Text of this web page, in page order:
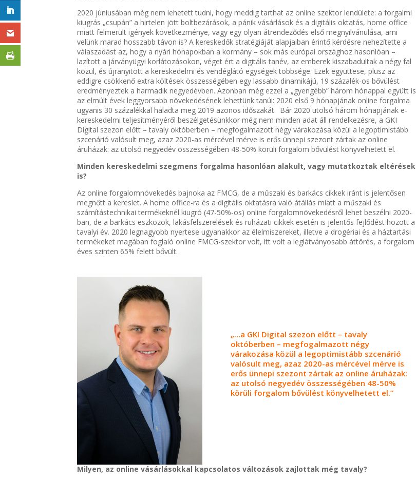
2020 júniusában még nem lehetett tudni, hogy meddig tarthat az online szektor lendülete: a forgalmi
kiugrás „csupán” a hirtelen jött boltbezárások, a pánik vásárlások és a digitális oktatás, home office
miatt felmerült igények következménye, vagy egy olyan átrendeződés első megnyilvánulása, ami
velünk marad hosszabb távon is? A kereskedők stratégiáját alapjaiban érintő kérdésre nehezítette a
válaszadást az, hogy a nyári hónapokban a kormány – sok más európai országhoz hasonlóan –
lazított a járványügyi korlátozásokon, véget ért a digitális tanév, az emberek kiszabadultak a négy fal
közül, és újranyitott a kereskedelmi és vendéglátó egységek többsége. Ezek együttese, plusz az
eddigre csökkenő extra költések összességében egy lassabb dinamikájú, 19 százalék-os bővülést
eredményeztek a harmadik negyedévben. Azonban még ezzel a „gyengébb” három hónappal együtt is
az elmúlt évek leggyorsabb növekedésének lehettünk tanúi: 2020 első 9 hónapjának online forgalma
ugyanis 30 százalékkal haladta meg 2019 azonos időszakát. Bár 2020 utolsó három hónapjának e-
kereskedelmi teljesítményéről beszélgetésünkkor még nem minden adat áll rendelkezésre, a GKI
Digital szezon előtt – tavaly októberben – megfogalmazott négy várakozása közül a legoptimistább
szcenárió valósult meg, azaz 2020-as mércével mérve is erős ünnepi szezont zártak az online
áruházak: az utolsó negyedév összességében 48-50% körüli forgalom bővülést könyvelhetett el.
Minden kereskedelmi szegmens forgalma hasonlóan alakult, vagy mutatkoztak eltérések
is?
Az online forgalomnövekedés bajnoka az FMCG, de a műszaki és barkács cikkek iránt is jelentősen
megnőtt a kereslet. A home office-ra és a digitális oktatásra való átállás miatt a műszaki és
számítástechnikai termékeknél kiugró (47-50%-os) online forgalomnövekedésről lehet beszélni 2020-
ban, de a barkács eszközök, lakásfelszerelések és ruházati cikkek esetén is jelentős fejlődést hozott a
tavalyi év. 2020 legnagyobb nyertese ugyanakkor az élelmiszereket, illetve a drogériai és a háztartási
termékeket magában foglaló online FMCG-szektor volt, itt volt a leglátványosabb áttörés, a forgalom
éves szinten 65% felett bővült.
„…a GKI Digital szezon előtt – tavaly
októberben – megfogalmazott négy
várakozása közül a legoptimistább szcenárió
valósult meg, azaz 2020-as mércével mérve is
erős ünnepi szezont zártak az online áruházak:
az utolsó negyedév összességében 48-50%
körüli forgalom bővülést könyvelhetett el.”
Milyen, az online vásárlásokkal kapcsolatos változások zajlottak még tavaly?